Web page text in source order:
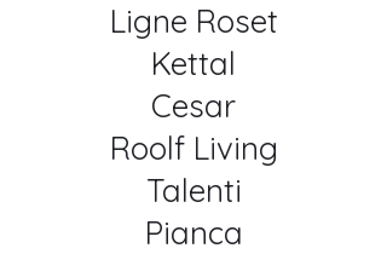
Ligne Roset
Kettal
Cesar
Roolf Living
Talenti
Pianca